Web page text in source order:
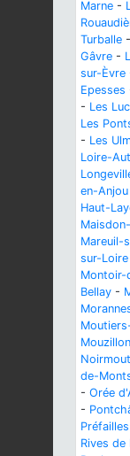
Marne -
Turballe -
Gâvre -
sur-Èvre
Epesses
- Les
Les
- Les
Loire-
en-Anjou
Haut-
Mareuil-
sur-Loire
Montoir-
Bellay -
Mouzillon
de-
- Orée
-
Préfailles
Rives de